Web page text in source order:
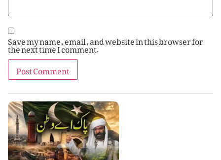
Save my name, email, and website in this browser for
the next time I comment.